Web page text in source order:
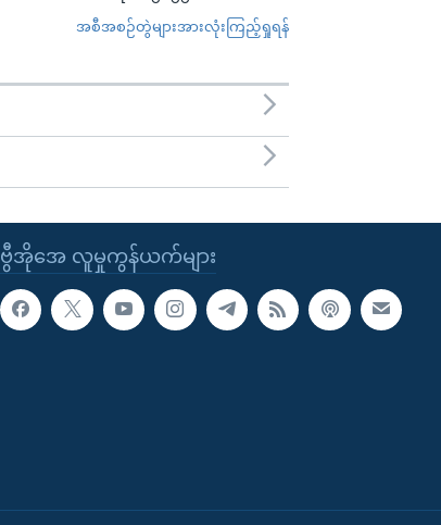
အစီအစဉ်တွဲများအားလုံးကြည့်ရှုရန်
ဗွီအိုအေ လူမှုကွန်ယက်များ